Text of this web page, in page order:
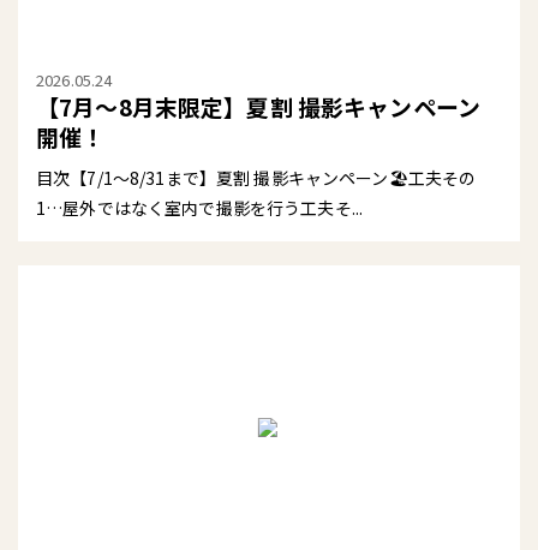
2026.05.24
【7月〜8月末限定】夏割 撮影キャンペーン
開催！
目次【7/1〜8/31まで】夏割 撮影キャンペーン🏖️工夫その
1…屋外ではなく室内で撮影を行う工夫そ...